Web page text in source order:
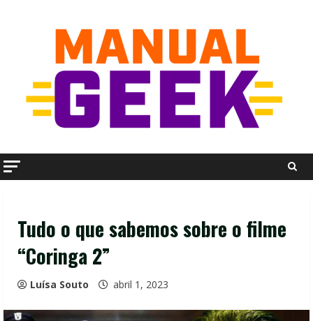
Tudo o que sabemos sobre o filme
“Coringa 2”
Luísa Souto abril 1, 2023